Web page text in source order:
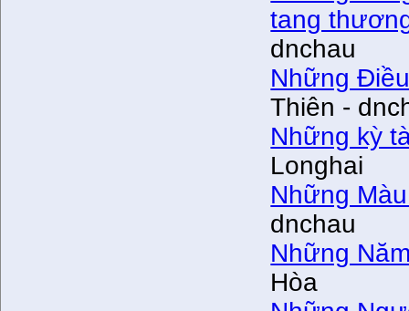
tang
dnchau
Những
Thiên -
Những kỳ
Longhai
Những
dnchau
Những
Hòa